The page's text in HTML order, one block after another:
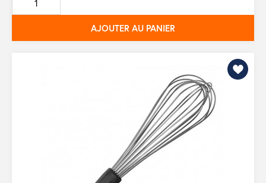
base
AJOUTER AU PANIER